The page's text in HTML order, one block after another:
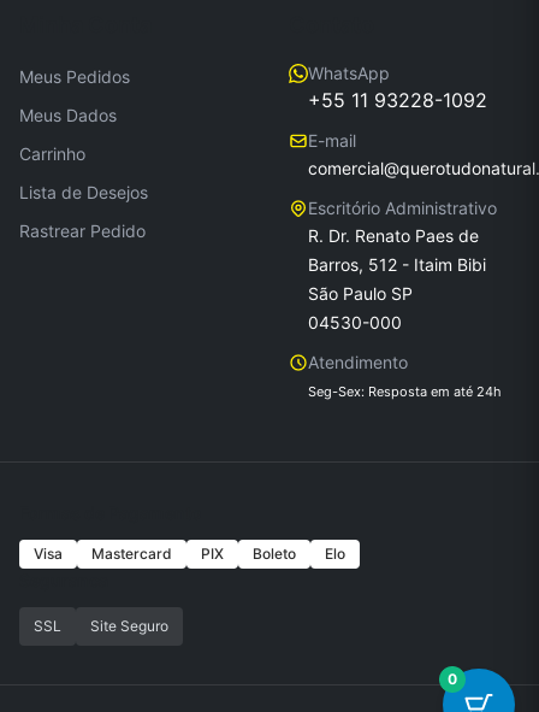
Meus Pedidos
Meus Dados
Carrinho
Lista de Desejos
Rastrear Pedido
WhatsApp
+55 11 93228-1092
E-mail
Escritório Administrativo
R. Dr. Renato Paes de
Barros, 512 - Itaim Bibi
São Paulo SP
04530-000
Atendimento
Seg-Sex: Resposta em até 24h
Visa Mastercard PIX Boleto Elo
SSL Site Seguro
0